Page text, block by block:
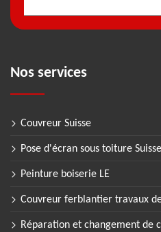
Nos services
Couvreur Suisse
Pose d'écran sous toiture Suisse
Peinture boiserie LE
Couvreur ferblantier travaux
Réparation et changement de